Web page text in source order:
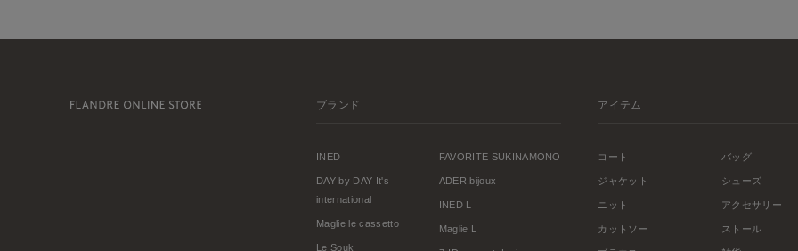
ブランド
INED
DAY by DAY It's
international
Maglie le cassetto
Le Souk
FAVORITE SUKINAMONO
ADER.bijoux
INED L
Maglie L
アイテム
コート
ジャケット
ニット
カットソー
バッグ
シューズ
アクセサリー
ストール